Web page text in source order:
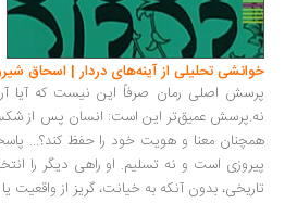
تحلیلی از آینه‌های دردار | اسحاق شیروانی
اصلی رمان صرفاً این نیست که آیا
عمیق‌تر این است: انسان پس از شکست
معنا و هویت خود را حفظ کند؟... پاسخی که
است و نه تسلیم. او راهی دیگر را انتخاب
بدون آنکه به خیانت، گریز از واقعیت یا انکار